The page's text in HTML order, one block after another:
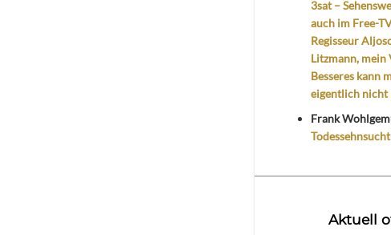
3sat –
auch im Free-
Regisseur
Litzmann, mein
Besseres kann
eigentlich nicht
Frank
Aktuell